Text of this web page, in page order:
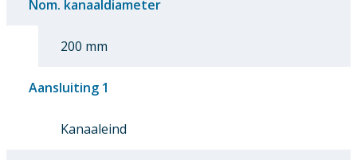
Nom. kanaaldiameter
200 mm
Aansluiting 1
Kanaaleind